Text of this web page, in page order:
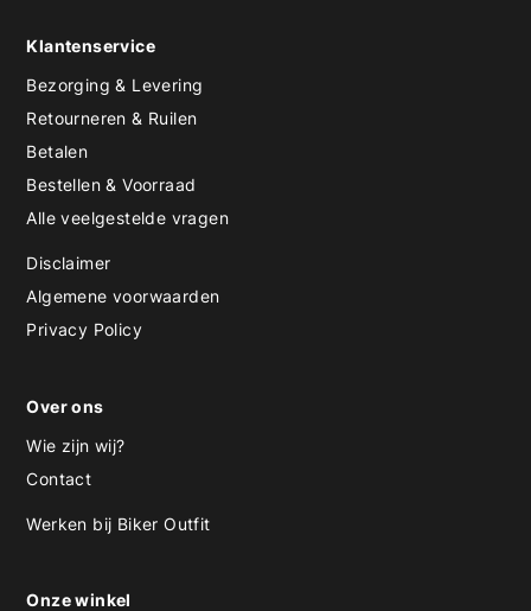
Klantenservice
Bezorging & Levering
Retourneren & Ruilen
Betalen
Bestellen & Voorraad
Alle veelgestelde vragen
Disclaimer
Algemene voorwaarden
Privacy Policy
Over ons
Wie zijn wij?
Contact
Werken bij Biker Outfit
Onze winkel